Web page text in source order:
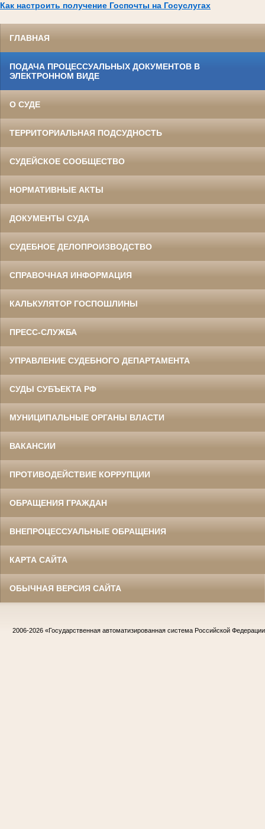
Как настроить получение Госпочты на Госуслугах
ГЛАВНАЯ
ПОДАЧА ПРОЦЕССУАЛЬНЫХ ДОКУМЕНТОВ В
ЭЛЕКТРОННОМ ВИДЕ
О СУДЕ
ТЕРРИТОРИАЛЬНАЯ ПОДСУДНОСТЬ
СУДЕЙСКОЕ СООБЩЕСТВО
НОРМАТИВНЫЕ АКТЫ
ДОКУМЕНТЫ СУДА
СУДЕБНОЕ ДЕЛОПРОИЗВОДСТВО
СПРАВОЧНАЯ ИНФОРМАЦИЯ
КАЛЬКУЛЯТОР ГОСПОШЛИНЫ
ПРЕСС-СЛУЖБА
УПРАВЛЕНИЕ СУДЕБНОГО ДЕПАРТАМЕНТА
СУДЫ СУБЪЕКТА РФ
МУНИЦИПАЛЬНЫЕ ОРГАНЫ ВЛАСТИ
ВАКАНСИИ
ПРОТИВОДЕЙСТВИЕ КОРРУПЦИИ
ОБРАЩЕНИЯ ГРАЖДАН
ВНЕПРОЦЕССУАЛЬНЫЕ ОБРАЩЕНИЯ
КАРТА САЙТА
ОБЫЧНАЯ ВЕРСИЯ САЙТА
2006-2026 «Государственная автоматизированная система Российской